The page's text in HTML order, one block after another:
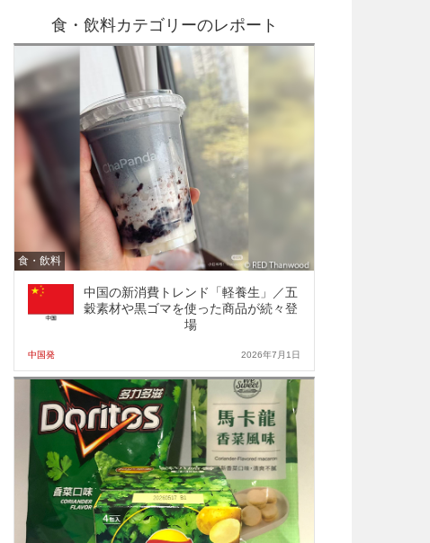
食・飲料カテゴリーのレポート
食・飲料
中国の新消費トレンド「軽養生」／五
穀素材や黒ゴマを使った商品が続々登
場
中国発 2026年7月1日